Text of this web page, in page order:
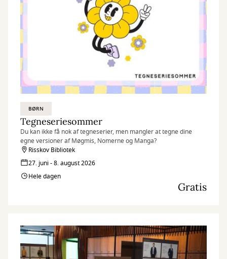
BØRN
Tegneseriesommer
Du kan ikke få nok af tegneserier, men mangler at tegne dine
egne versioner af Møgmis, Nomerne og Manga?
Risskov Bibliotek
27. juni - 8. august 2026
Hele dagen
Gratis